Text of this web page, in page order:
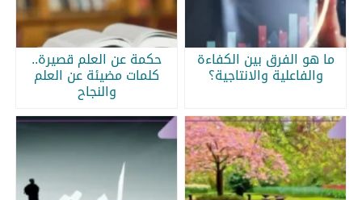
ما هو الفرق بين الكفاءة
والفاعلية والانتاجية؟
حكمة عن العلم قصيرة..
كلمات مضيئة عن العلم
والنجاح